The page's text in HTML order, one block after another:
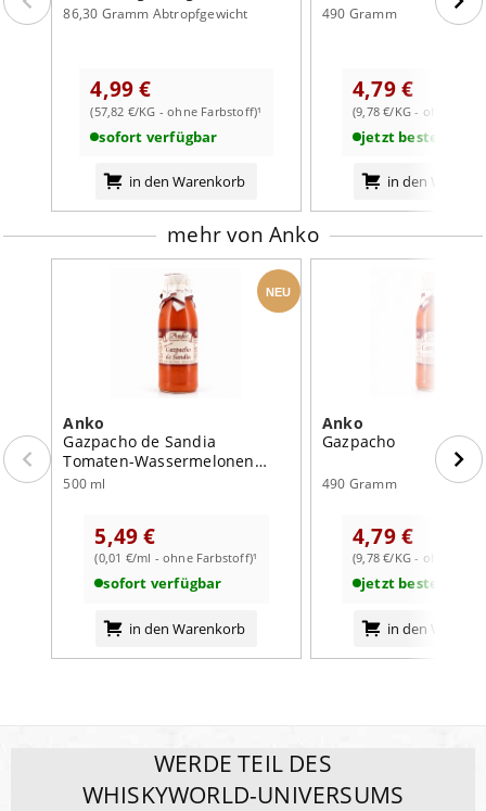
Brennwert
134
kcal
- gesättigte Fettsäuren
0g
Eiweiß
1,4g
g
weiterlesen auf der Markenseite von Anko
86,30 Gramm Abtropfgewicht
4,99 €
(57,82 €/KG - ohne Farbstoff)¹
sofort verfügbar
in den Warenkorb
490 Gramm
4,79 €
(9,78 €/KG - ohne
jetzt bestellbar
in den
mehr von Anko
NEU
Anko
Gazpacho de Sandia
Tomaten-Wassermelonen
Gazpacho
500 ml
5,49 €
(0,01 €/ml - ohne Farbstoff)¹
sofort verfügbar
in den Warenkorb
Anko
Gazpacho
490 Gramm
4,79 €
(9,78 €/KG - ohne
jetzt bestellbar
in den
WERDE TEIL DES
WHISKYWORLD-UNIVERSUMS